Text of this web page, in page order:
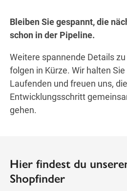
Bleiben Sie gespannt, die
schon in der Pipeline.
Weitere spannende Details
folgen in Kürze. Wir halten
Laufenden und freuen uns,
Entwicklungsschritt
gehen.
Hier findest du
Shopfinder